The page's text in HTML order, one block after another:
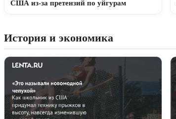
США из-за претензий по уйгурам
История и экономика